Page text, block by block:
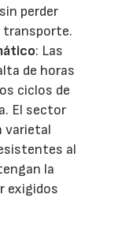
perder
transporte.
: Las
de horas
ciclos de
El sector
varietal
al
la
exigidos